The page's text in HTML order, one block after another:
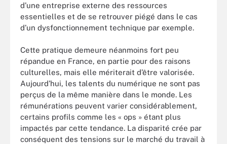
d’une entreprise externe des ressources
essentielles et de se retrouver piégé dans le cas
d’un dysfonctionnement technique par exemple.
Cette pratique demeure néanmoins fort peu
répandue en France, en partie pour des raisons
culturelles, mais elle mériterait d’être valorisée.
Aujourd’hui, les talents du numérique ne sont pas
perçus de la même manière dans le monde. Les
rémunérations peuvent varier considérablement,
certains profils comme les « ops » étant plus
impactés par cette tendance. La disparité crée par
conséquent des tensions sur le marché du travail à